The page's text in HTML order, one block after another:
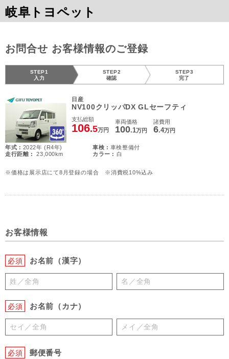
岐阜トヨペット
お問合せ お客様情報のご登録
STEP1
入力
STEP2
確認
STEP3
完了
日産
NV100クリッパDX GLセーフティ
支払総額
106.5万円
車両価格
100.1万円
諸費用
6.4万円
年式 : 2022年 (R4年) 車検 : 車検整備付
走行距離 :
23,000km カラー : 白
※価格は展示店にて8月登録の場合 ※消費税10%込み
お客様情報
必須 お名前（漢字）
必須 お名前（カナ）
必須 郵便番号